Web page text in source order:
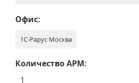
Офис:
1С-Рарус Москва
Количество АРМ:
1